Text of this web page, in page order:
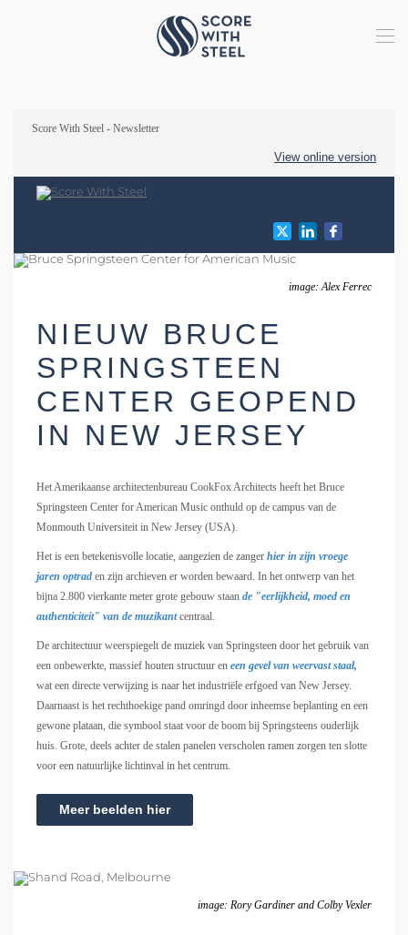
Terug naar hoofdinhoud
Score With Steel - Newsletter
View online version
image: Alex Ferrec
NIEUW BRUCE
SPRINGSTEEN
CENTER GEOPEND
IN NEW JERSEY
Het Amerikaanse architectenbureau CookFox Architects heeft het Bruce
Springsteen Center for American Music onthuld op de campus van de
Monmouth Universiteit in New Jersey (USA).
Het is een betekenisvolle locatie, aangezien de zanger hier in zijn vroege
jaren optrad en zijn archieven er worden bewaard. In het ontwerp van het
bijna 2.800 vierkante meter grote gebouw staan de "eerlijkheid, moed en
authenticiteit" van de muzikantcentraal.
De architectuur weerspiegelt de muziek van Springsteen door het gebruik van
een onbewerkte, massief houten structuur en een gevel van weervast staal,
wat een directe verwijzing is naar het industriële erfgoed van New Jersey.
Daarnaast is het rechthoekige pand omringd door inheemse beplanting en een
gewone plataan, die symbool staat voor de boom bij Springsteens ouderlijk
huis. Grote, deels achter de stalen panelen verscholen ramen zorgen ten slotte
voor een natuurlijke lichtinval in het centrum.
Meer beelden hier
image: Rory Gardiner and Colby Vexler